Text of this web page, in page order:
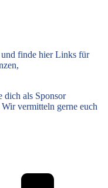
und finde hier Links für
dich als Sponsor
vermitteln gerne euch